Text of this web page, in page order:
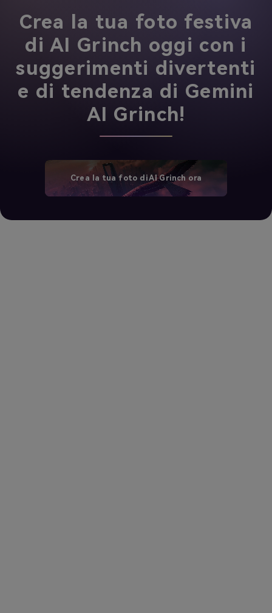
Crea la tua foto festiva
di AI Grinch oggi con i
suggerimenti divertenti
e di tendenza di Gemini
AI Grinch!
Crea la tua foto di AI Grinch ora